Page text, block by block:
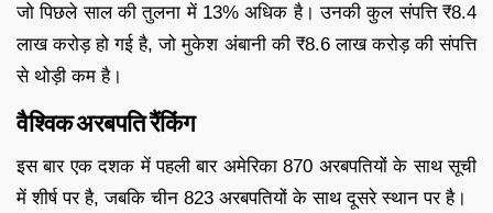
जो पिछले साल की तुलना में 13% अधिक है। उनकी कुल संपत्ति ₹8.4
लाख करोड़ हो गई है, जो मुकेश अंबानी की ₹8.6 लाख करोड़ की संपत्ति
से थोड़ी कम है।
वैश्विक अरबपति रैंकिंग
इस बार एक दशक में पहली बार अमेरिका 870 अरबपतियों के साथ सूची
में शीर्ष पर है, जबकि चीन 823 अरबपतियों के साथ दूसरे स्थान पर है।